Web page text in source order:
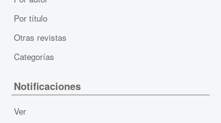
Por título
Otras revistas
Categorías
Notificaciones
Ver